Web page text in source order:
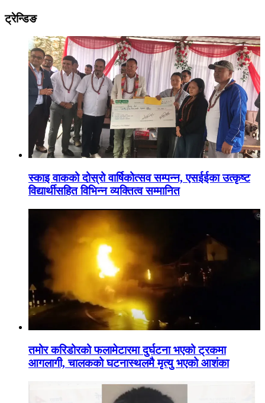
ट्रेन्डिङ
स्काइ वाकको दोस्रो वार्षिकोत्सव सम्पन्न, एसईईका उत्कृष्ट
विद्यार्थीसहित विभिन्न व्यक्तित्व सम्मानित
तमोर करिडोरको फलामेटारमा दुर्घटना भएको ट्रकमा
आगलागी, चालकको घटनास्थलमै मृत्यु भएको आशंका